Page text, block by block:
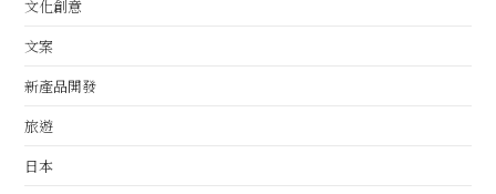
文化創意
文案
新產品開發
旅遊
日本